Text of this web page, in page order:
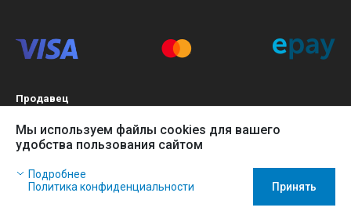
Продавец
БИН 120140015907
Более подробно см. разделОферта
Мы используем файлы cookies для вашего
удобства пользования сайтом
Наш сайт использует файлы cookies, чтобы Вы могли
заказать товар в интернет-магазине и позволяет нам
Подробнее
Политика конфиденциальности
Принять